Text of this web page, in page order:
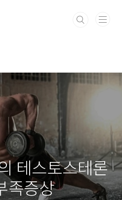
테스토스테론
족증상